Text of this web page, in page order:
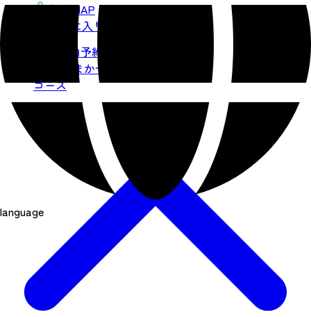
language
観光MAP
お気に入り
宿泊予約
AIおまかせ
コース